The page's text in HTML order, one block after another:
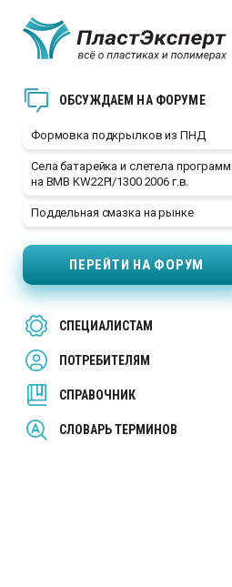
ОБСУЖДАЕМ НА ФОРУМЕ
Формовка подкрылков из ПНД
Села батарейка и слетела
на BMB KW22PI/1300 2006 г.в.
Поддельная смазка на рынке
ПЕРЕЙТИ НА ФОРУМ
СПЕЦИАЛИСТАМ
ПОТРЕБИТЕЛЯМ
СПРАВОЧНИК
СЛОВАРЬ ТЕРМИНОВ